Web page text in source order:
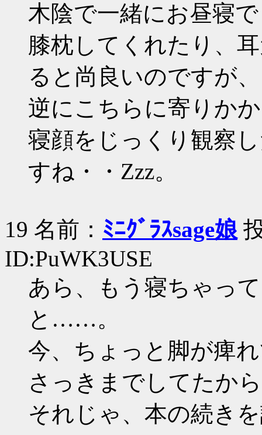
木陰で一緒にお昼寝
膝枕してくれたり、
ると尚良いのですが、
逆にこちらに寄りか
寝顔をじっくり観察
すね・・Zzz。
19 名前： ﾐﾆｸﾞﾗｽsage娘
ID:PuWK3USE
あら、もう寝ちゃっ
と……。
今、ちょっと脚が痺
さっきまでしてたか
それじゃ、本の続き